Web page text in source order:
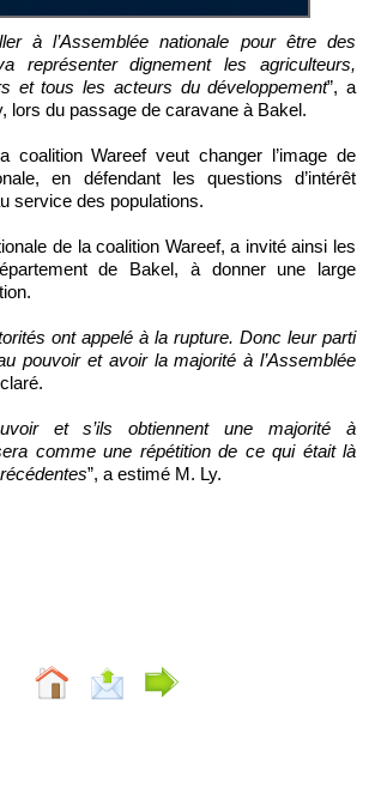
représenter dignement les agriculteurs,
et tous les acteurs du développement”, a
lors du passage de caravane à Bakel.
coalition Wareef veut changer l’image de
en défendant les questions d’intérêt
service des populations.
de la coalition Wareef, a invité ainsi les
de Bakel, à donner une large
ont appelé à la rupture. Donc leur parti
pouvoir et avoir la majorité à l’Assemblée
et s’ils obtiennent une majorité à
comme une répétition de ce qui était là
”, a estimé M. Ly.